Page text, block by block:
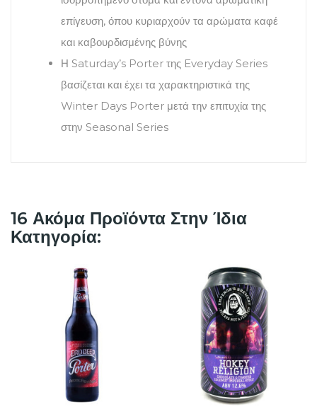
επίγευση, όπου κυριαρχούν τα αρώματα καφέ
και καβουρδισμένης βύνης
Η Saturday’s Porter της Everyday Series
βασίζεται και έχει τα χαρακτηριστικά της
Winter Days Porter μετά την επιτυχία της
στην Seasonal Series
16 Ακόμα Προϊόντα Στην Ίδια
Κατηγορία: